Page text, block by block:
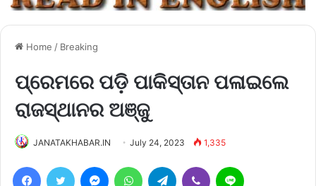
Home / Breaking
ପ୍ରେମରେ ପଡ଼ି ପାକିସ୍ତାନ ପଳାଇଲେ
ରାଜସ୍ଥାନର ଅଞ୍ଜୁ
JANATAKHABAR.IN July 24, 2023 1,335
FacebookTwitter MessengerWhatsAppTelegram Viber